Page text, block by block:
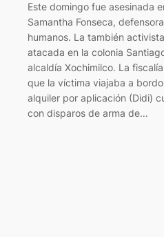
Este domingo fue asesinada
Samantha Fonseca,
humanos. La también
atacada en la colonia
alcaldía Xochimilco. La
que la víctima viajaba a
alquiler por aplicación (Didi)
con disparos de arma de…